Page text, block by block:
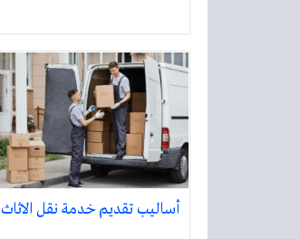
أساليب تقديم خدمة نقل الاثاث